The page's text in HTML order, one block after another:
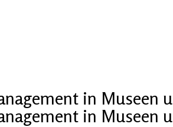
in Museen
in Museen